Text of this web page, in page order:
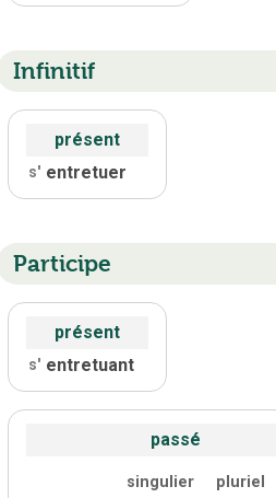
Infinitif
présent
s' entretuer
Participe
présent
s' entretuant
passé
singulier
pluriel